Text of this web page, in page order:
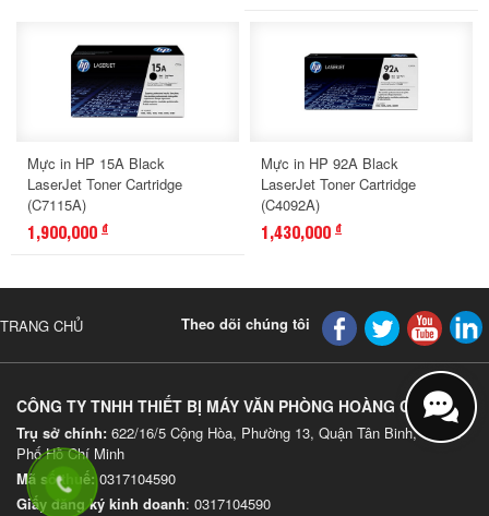
Mực in HP 15A Black
LaserJet Toner Cartridge
(C7115A)
1,900,000 đ
Mực in HP 92A Black
LaserJet Toner Cartridge
(C4092A)
1,430,000 đ
TRANG CHỦ Theo dõi chúng tôi
CÔNG TY TNHH THIẾT BỊ MÁY VĂN PHÒNG HOÀNG CỐ ĐÔ
Trụ sở chính: 622/16/5 Cộng Hòa, Phường 13, Quận Tân Binh, Thành
Phố Hồ Chí Minh
Mã số thuế:0317104590
Giấy đăng ký kinh doanh: 0317104590